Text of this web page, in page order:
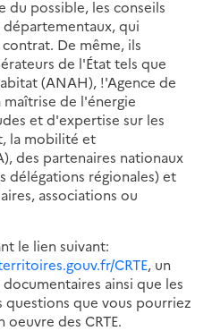
du possible, les conseils
départementaux, qui
De même, ils
de l'État tels que
(ANAH), !'Agence de
de l'énergie
et d'expertise sur les
la mobilité et
des partenaires nationaux
délégations régionales) et
associations ou
le lien suivant:
CRTE, un
ainsi que les
questions que vous pourriez
oeuvre des CRTE.